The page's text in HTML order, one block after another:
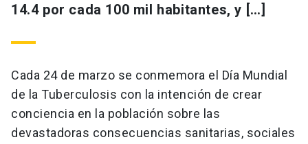
14.4 por cada 100 mil habitantes, y […]
Cada 24 de marzo se conmemora el Día Mundial
de la Tuberculosis con la intención de crear
conciencia en la población sobre las
devastadoras consecuencias sanitarias, sociales